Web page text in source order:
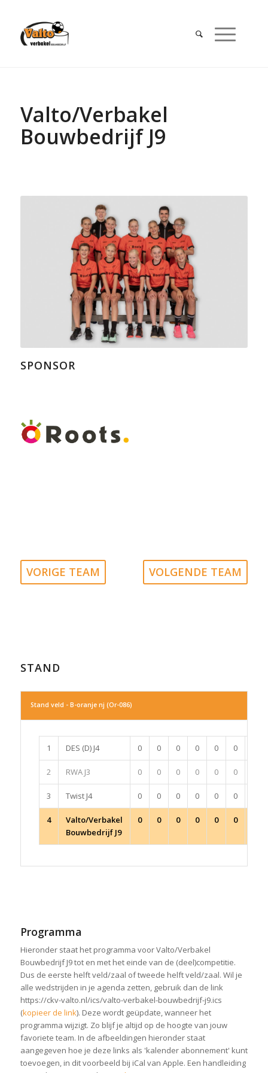
Valto/Verbakel
Bouwbedrijf J9
SPONSOR
VORIGE TEAM VOLGENDE TEAM
STAND
Stand veld - B-oranje nj (Or-086)
1 DES (D) J4 0 0 0 0 0 0
2 RWA J3 0 0 0 0 0 0
3 Twist J4 0 0 0 0 0 0
4
Valto/Verbakel
Bouwbedrijf J9
0 0 0 0 0 0
Programma
Hieronder staat het programma voor Valto/Verbakel
Bouwbedrijf J9 tot en met het einde van de (deel)competitie.
Dus de eerste helft veld/zaal of tweede helft veld/zaal. Wil je
alle wedstrijden in je agenda zetten, gebruik dan de link
https://ckv-valto.nl/ics/valto-verbakel-bouwbedrijf-j9.ics
(kopieer de link). Deze wordt geüpdate, wanneer het
programma wijzigt. Zo blijf je altijd op de hoogte van jouw
favoriete team. In de afbeeldingen hieronder staat
aangegeven hoe je deze links als 'kalender abonnement' kunt
toevoegen, in dit voorbeeld bij iCal van Apple. Een handleiding